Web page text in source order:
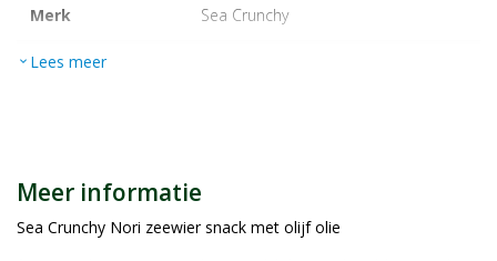
Merk sea crunchy
EAN
expand_more Lees meer
Meer informatie
Sea Crunchy Nori zeewier snack met olijf olie